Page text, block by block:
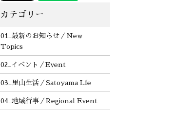
01_最新のお知らせ／New
Topics
02_イベント／Event
03_里山生活／Satoyama Lfe
04_地域行事／Regional Event